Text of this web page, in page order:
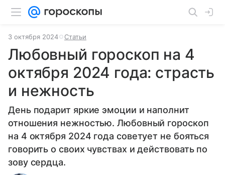
3 октября 2024 Статьи
Любовный гороскоп на 4
октября 2024 года: страсть
и нежность
День подарит яркие эмоции и наполнит
отношения нежностью. Любовный гороскоп
на 4 октября 2024 года советует не бояться
говорить о своих чувствах и действовать по
зову сердца.